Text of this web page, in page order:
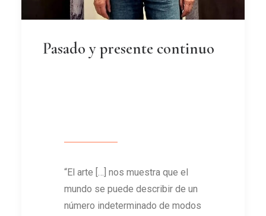
Pasado y presente continuo
“El arte […] nos muestra que el
mundo se puede describir de un
número indeterminado de modos